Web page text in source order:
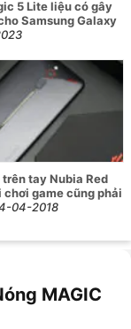
5 Lite liệu có gây
Samsung Galaxy
trên tay Nubia Red
chơi game cũng phải
04-2018
MAGIC